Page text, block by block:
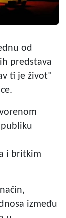
od
predstava
ti je život"
publiku
i britkim
između